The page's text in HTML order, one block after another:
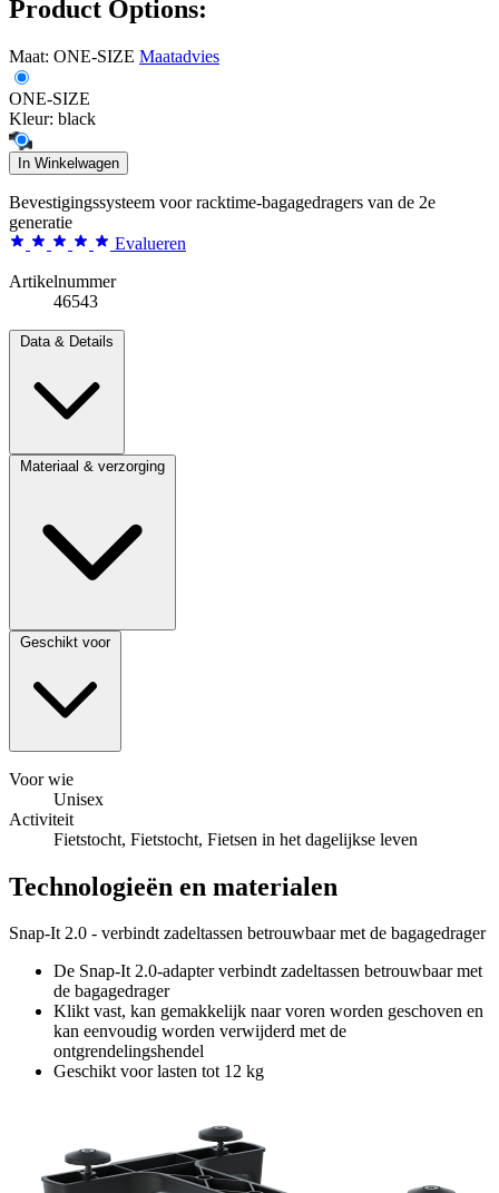
Product Options:
Maat: ONE-SIZE Maatadvies
ONE-SIZE
Kleur: black
In Winkelwagen
Bevestigingssysteem voor racktime-bagagedragers van de 2e
generatie
Evalueren
Artikelnummer
46543
Data & Details
Materiaal & verzorging
Geschikt voor
Voor wie
Unisex
Activiteit
Fietstocht, Fietstocht, Fietsen in het dagelijkse leven
Technologieën en materialen
Snap-It 2.0 - verbindt zadeltassen betrouwbaar met de bagagedrager
De Snap-It 2.0-adapter verbindt zadeltassen betrouwbaar met
de bagagedrager
Klikt vast, kan gemakkelijk naar voren worden geschoven en
kan eenvoudig worden verwijderd met de
ontgrendelingshendel
Geschikt voor lasten tot 12 kg